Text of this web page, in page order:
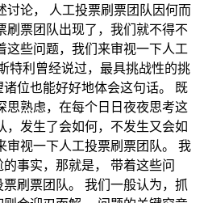
讨论， 人工投票刷票团队因何而
刷票团队出现了，我们就不得不
这些问题，我们来审视一下人工
特利曾经说过，最具挑战性的挑
位也能好好地体会这句话。 既
思熟虑，在每个日日夜夜思考这
，发生了会如何，不发生又会如
审视一下人工投票刷票团队。 我
事实，那就是， 带着这些问
刷票团队。 我们一般认为，抓